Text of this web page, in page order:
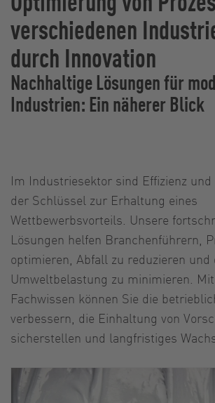
verschiedenen
durch Innovation
Nachhaltige Lösungen für
Industrien: Ein näherer Blick
Im Industriesektor sind Effizienz
der Schlüssel zur Erhaltung eines
Wettbewerbsvorteils. Unsere
Lösungen helfen Branchenführern,
optimieren, Abfall zu reduzieren und
Umweltbelastung zu minimieren.
Fachwissen können Sie die
verbessern, die Einhaltung von
sicherstellen und langfristiges